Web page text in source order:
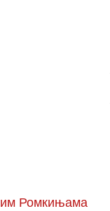
Ромкињама